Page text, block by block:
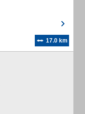
17.0 km